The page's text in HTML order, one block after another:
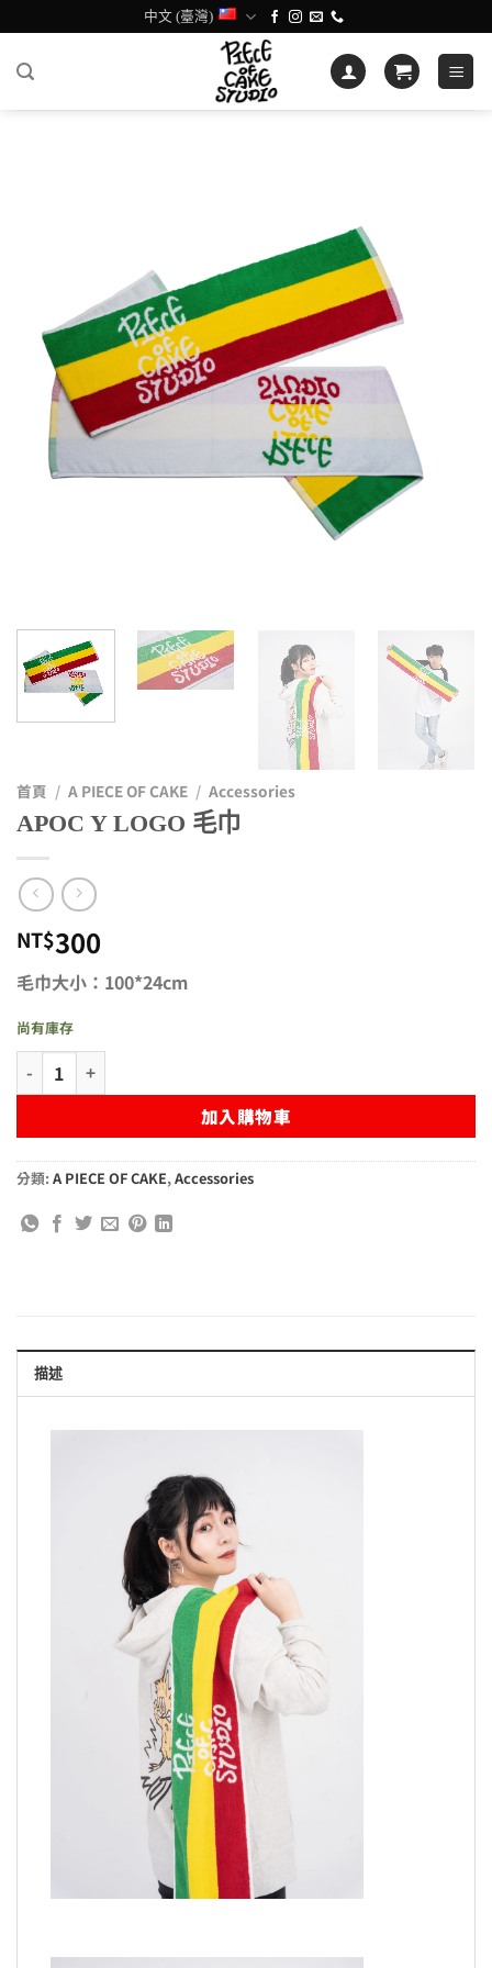
to
content
中文 (臺灣)
首頁 / A PIECE OF CAKE / Accessories
APOC Y LOGO 毛巾
NT$300
毛巾大小：100*24cm
尚有庫存
APOC Y LOGO 毛巾 數量
加入購物車
分類: A PIECE OF CAKE,Accessories
描述